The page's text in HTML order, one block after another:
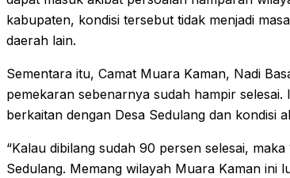
kabupaten, kondisi tersebut tidak menjadi
daerah lain.
Sementara itu, Camat Muara Kaman, Nadi
pemekaran sebenarnya sudah hampir
berkaitan dengan Desa Sedulang dan kondisi
“Kalau dibilang sudah 90 persen selesai,
Sedulang. Memang wilayah Muara Kaman ini